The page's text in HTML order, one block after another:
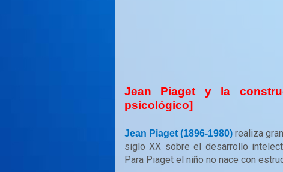
Jean Piaget y la
psicológico]
Jean Piaget (1896-1980) realiza
siglo XX sobre el desarrollo
Para Piaget el niño no nace con